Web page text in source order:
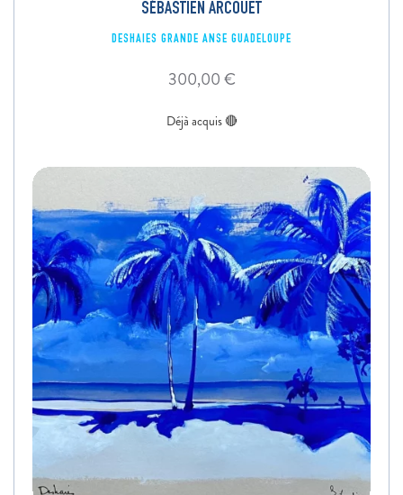
SÉBASTIEN ARCOUET
DESHAIES GRANDE ANSE GUADELOUPE
300,00€